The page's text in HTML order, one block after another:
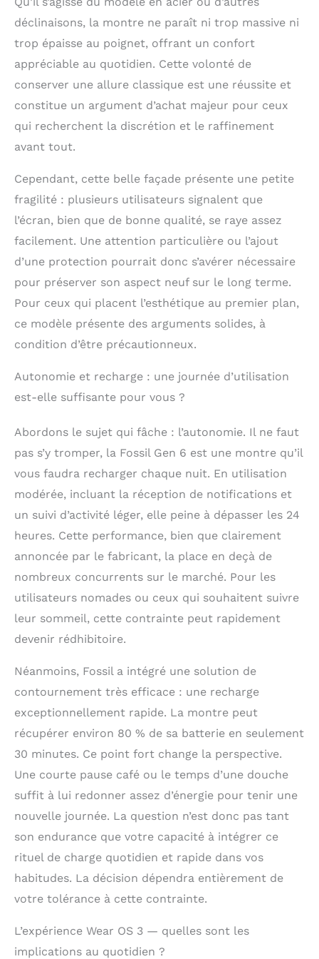
données USB avec
chargeur magnétique
s’enclenche sur les
anneaux au dos du
boîtier de la montre et
tourne à 360 degrés
l’utilisation et 80 % en
une demi-heure
lumineux et plus
coloré, des milliers de
cadrans pour
personnaliser votre
look et toujours voir
l’heure, des centaines
d’applications :
assistant, bien-être,
paiements, musique,
réseaux sociaux,
chronomètres et bien
d’un temps de
chargement d’environ
montre étanche (3
toutes vos activités
Suivi automatique des
nombre de pas, du
sommeil, de la
fréquence cardiaque,
du taux d’oxygène
dans le sang (SPO2) et
bien plus encore, les
modes d’activité
utilisant le GPS vous
permettent de suivre
les capteurs avancés
fournissent les
données nécessaires
pour alimenter toutes
santé et de bien-être
Restez connecté(e)
grâce aux
notifications d’appels,
de SMS et
d’applications, ainsi
qu’à l’horloge
automatique, aux
fuseaux horaires et à
la synchronisation du
manquez jamais un
passez vos appels
directement depuis
déclinaisons, la montre ne paraît ni trop massive ni
trop épaisse au poignet, offrant un confort
appréciable au quotidien. Cette volonté de
conserver une allure classique est une réussite et
constitue un argument d’achat majeur pour ceux
qui recherchent la discrétion et le raffinement
avant tout.
Cependant, cette belle façade présente une petite
fragilité : plusieurs utilisateurs signalent que
l’écran, bien que de bonne qualité, se raye assez
facilement. Une attention particulière ou l’ajout
d’une protection pourrait donc s’avérer nécessaire
pour préserver son aspect neuf sur le long terme.
Pour ceux qui placent l’esthétique au premier plan,
ce modèle présente des arguments solides, à
condition d’être précautionneux.
Autonomie et recharge : une journée d’utilisation
est-elle suffisante pour vous ?
Abordons le sujet qui fâche : l’autonomie. Il ne faut
pas s’y tromper, la Fossil Gen 6 est une montre qu’il
vous faudra recharger chaque nuit. En utilisation
modérée, incluant la réception de notifications et
un suivi d’activité léger, elle peine à dépasser les 24
heures. Cette performance, bien que clairement
annoncée par le fabricant, la place en deçà de
nombreux concurrents sur le marché. Pour les
utilisateurs nomades ou ceux qui souhaitent suivre
leur sommeil, cette contrainte peut rapidement
devenir rédhibitoire.
Néanmoins, Fossil a intégré une solution de
contournement très efficace : une recharge
exceptionnellement rapide. La montre peut
récupérer environ 80 % de sa batterie en seulement
30 minutes. Ce point fort change la perspective.
Une courte pause café ou le temps d’une douche
suffit à lui redonner assez d’énergie pour tenir une
nouvelle journée. La question n’est donc pas tant
son endurance que votre capacité à intégrer ce
rituel de charge quotidien et rapide dans vos
habitudes. La décision dépendra entièrement de
votre tolérance à cette contrainte.
L’expérience Wear OS 3 — quelles sont les
implications au quotidien ?